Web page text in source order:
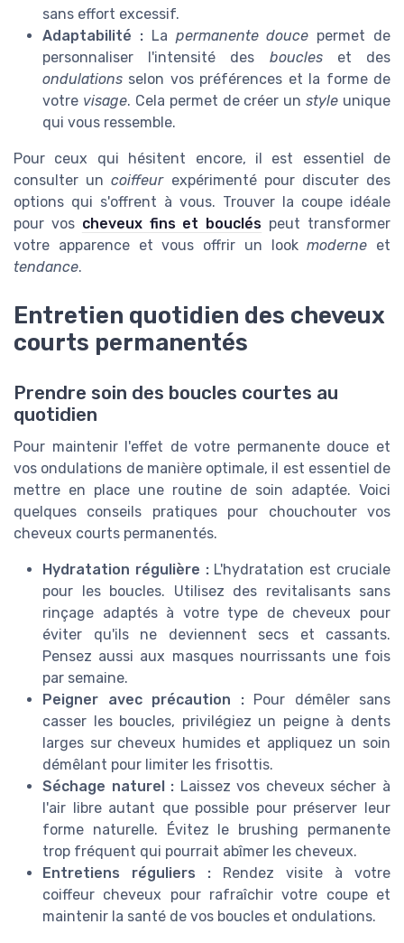
sans effort excessif.
Adaptabilité :La permanente douce permet de
personnaliser l'intensité des boucleset des
ondulations selon vos préférences et la forme de
votre visage. Cela permet de créer unstyle unique
qui vous ressemble.
Pour ceux qui hésitent encore, il est essentiel de
consulter uncoiffeurexpérimenté pour discuter des
options qui s'offrent à vous. Trouver la coupe idéale
pour vos cheveux fins et bouclés peut transformer
votre apparence et vous offrir un lookmoderne et
tendance.
Entretien quotidien des cheveux
courts permanentés
Prendre soin des boucles courtes au
quotidien
Pour maintenir l'effet de votre permanente douce et
vos ondulations de manière optimale, il est essentiel de
mettre en place une routine de soin adaptée. Voici
quelques conseils pratiques pour chouchouter vos
cheveux courts permanentés.
Hydratation régulière :L'hydratation est cruciale
pour les boucles. Utilisez des revitalisants sans
rinçage adaptés à votre type de cheveux pour
éviter qu'ils ne deviennent secs et cassants.
Pensez aussi aux masques nourrissants une fois
par semaine.
Peigner avec précaution :Pour démêler sans
casser les boucles, privilégiez un peigne à dents
larges sur cheveux humides et appliquez un soin
démêlant pour limiter les frisottis.
Séchage naturel : Laissez vos cheveux sécher à
l'air libre autant que possible pour préserver leur
forme naturelle. Évitez le brushing permanente
trop fréquent qui pourrait abîmer les cheveux.
Entretiens réguliers : Rendez visite à votre
coiffeur cheveux pour rafraîchir votre coupe et
maintenir la santé de vos boucles et ondulations.